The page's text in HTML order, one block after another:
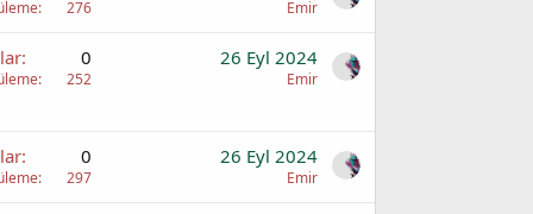
276 Emir
0
252
26 Eyl 2024
Emir
0
297
26 Eyl 2024
Emir